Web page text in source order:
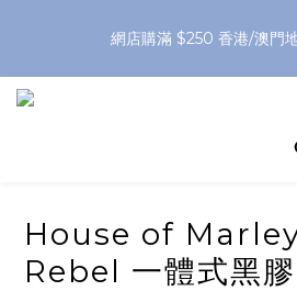
網店購滿 $250 香港/澳門
XPay（先買後付 免息分 3 期）- 新用
House of
Rebel 一體式黑